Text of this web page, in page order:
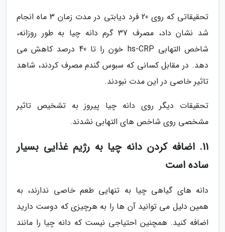
تحقیقاتی که روی 20 فرد دیابتی در مدت زمان 3 ماه انجام
شد نشان داد، مصرف 37 گرم دانه چیا به طور روزانه،
شاخص التهابی hs-CRP خون را تا 40 درصد کاهش می
دهد. در مقابل کسانی که سبوس گندم مصرف کردند، شاهد
تاثیر خاصی در این مدت نبودند.
تحقیقات دیگر روی دانه چیا پیروز به تشخیص تاثیر
مشخصی روی شاخص های التهابی نشدند.
11. اضافه کردن دانه چیا به رژیم غذایی بسیار
ساده است
دانه های گیاهی چیا به تنهایی طعم خاصی ندارند، به
همین دلیل می توانید آن ها را به هرچیزی که دوست دارید
اضافه کنید. همچنین احتیاجی نیست که دانه چیا را مانند